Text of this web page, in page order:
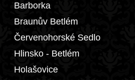
Barborka
Braunův Betlém
Červenohorské Sedlo
Hlinsko - Betlém
Holašovice